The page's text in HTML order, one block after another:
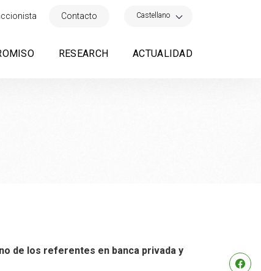
Contacto Castellano
RESEARCH ACTUALIDAD
de los referentes en banca privada y